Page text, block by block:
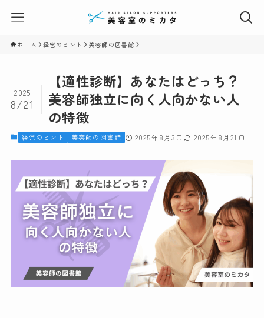
ホーム 経営のヒント 美容師の図書館
【適性診断】あなたはどっち？
美容師独立に向く人向かない人
の特徴
2025
8/21
経営のヒント 美容師の図書館 2025年8月3日 2025年8月21日